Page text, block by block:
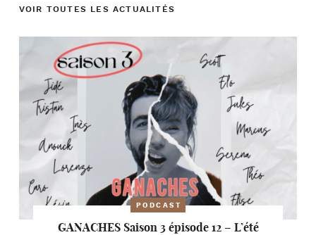
VOIR TOUTES LES ACTUALITÉS
PODCAST
GANACHES Saison 3 épisode 12 – L’été